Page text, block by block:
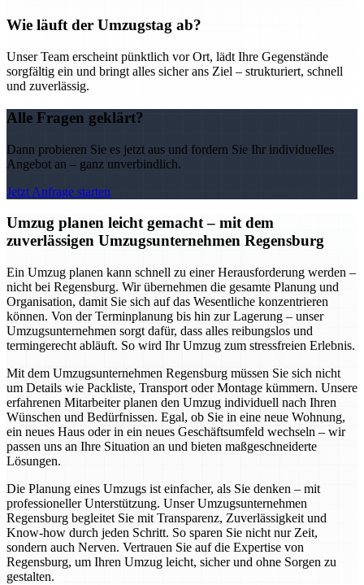
Wie läuft der Umzugstag ab?
Unser Team erscheint pünktlich vor Ort, lädt Ihre Gegenstände
sorgfältig ein und bringt alles sicher ans Ziel – strukturiert, schnell
und zuverlässig.
Alle Fragen geklärt?
Dann probieren Sie es jetzt aus und fordern Sie Ihr individuelles
Angebot an – ganz unverbindlich.
Jetzt Anfrage starten
Umzug planen leicht gemacht – mit dem
zuverlässigen Umzugsunternehmen Regensburg
Ein Umzug planen kann schnell zu einer Herausforderung werden –
nicht bei Regensburg. Wir übernehmen die gesamte Planung und
Organisation, damit Sie sich auf das Wesentliche konzentrieren
können. Von der Terminplanung bis hin zur Lagerung – unser
Umzugsunternehmen sorgt dafür, dass alles reibungslos und
termingerecht abläuft. So wird Ihr Umzug zum stressfreien Erlebnis.
Mit dem Umzugsunternehmen Regensburg müssen Sie sich nicht
um Details wie Packliste, Transport oder Montage kümmern. Unsere
erfahrenen Mitarbeiter planen den Umzug individuell nach Ihren
Wünschen und Bedürfnissen. Egal, ob Sie in eine neue Wohnung,
ein neues Haus oder in ein neues Geschäftsumfeld wechseln – wir
passen uns an Ihre Situation an und bieten maßgeschneiderte
Lösungen.
Die Planung eines Umzugs ist einfacher, als Sie denken – mit
professioneller Unterstützung. Unser Umzugsunternehmen
Regensburg begleitet Sie mit Transparenz, Zuverlässigkeit und
Know-how durch jeden Schritt. So sparen Sie nicht nur Zeit,
sondern auch Nerven. Vertrauen Sie auf die Expertise von
Regensburg, um Ihren Umzug leicht, sicher und ohne Sorgen zu
gestalten.